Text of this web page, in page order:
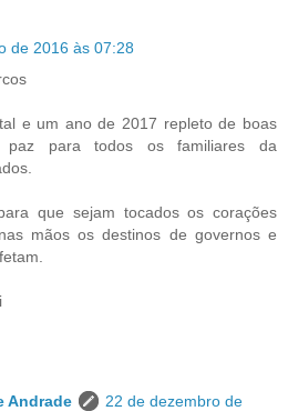
de 2016 às 07:28
e um ano de 2017 repleto de boas
paz para todos os familiares da
que sejam tocados os corações
mãos os destinos de governos e
Andrade
22 de dezembro de